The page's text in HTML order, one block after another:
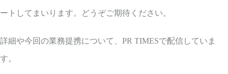
ートしてまいります。どうぞご期待ください。
詳細や今回の業務提携について、PR TIMESで配信していま
す。